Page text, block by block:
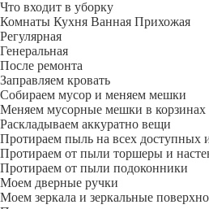
Что входит в уборку
Регу­лярная
Гене­ральная
После ремонта
Заправляем кровать
Собираем мусор и меняем мешки
Меняем мусорные мешки в корзинах
Раскладываем аккуратно вещи
Протираем пыль на всех доступных
Протираем от пыли торшеры и
Протираем от пыли подоконники
Моем дверные ручки
Моем зеркала и зеркальные